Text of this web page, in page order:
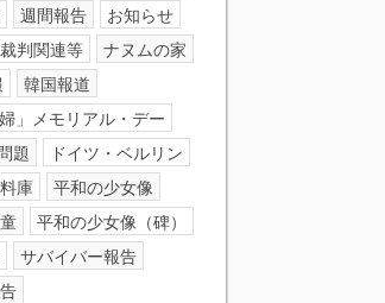
週間報告
お知らせ
判関連等
ナヌムの家
韓国報道
」メモリアル・デー
題
ドイツ・ベルリン
庫
平和の少女像
平和の少女像（碑）
サバイバー報告